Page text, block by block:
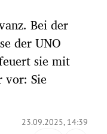
Bei der
der UNO
sie mit
vor: Sie
23.09.2025, 14:39